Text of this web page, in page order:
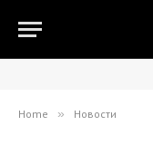
Home » Новости